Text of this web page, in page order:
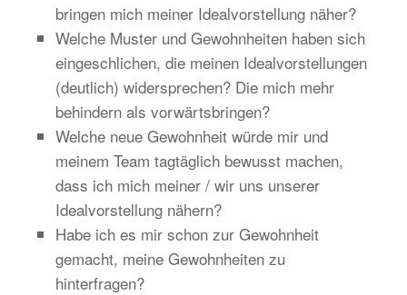
bringen mich meiner Idealvorstellung näher?
Welche Muster und Gewohnheiten haben sich
eingeschlichen, die meinen Idealvorstellungen
(deutlich) widersprechen? Die mich mehr
behindern als vorwärtsbringen?
Welche neue Gewohnheit würde mir und
meinem Team tagtäglich bewusst machen,
dass ich mich meiner / wir uns unserer
Idealvorstellung nähern?
Habe ich es mir schon zur Gewohnheit
gemacht, meine Gewohnheiten zu
hinterfragen?